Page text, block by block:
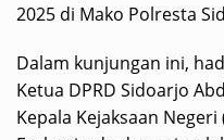
2025 di Mako Polresta
Dalam kunjungan ini,
Ketua DPRD Sidoarjo
Kepala Kejaksaan